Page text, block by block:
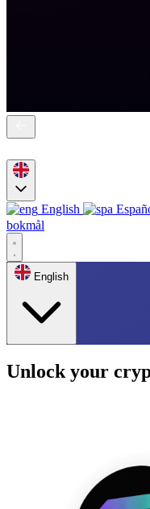
English
bokmål
English
Unlock your